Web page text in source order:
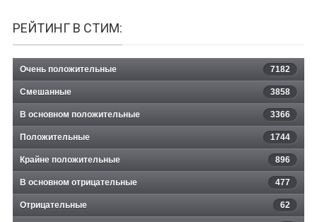
РЕЙТИНГ В СТИМ:
Очень положительные 7182
Смешанные 3858
В основном положительные 3366
Положительные 1744
Крайне положительные 896
В основном отрицательные 477
Отрицательные 62